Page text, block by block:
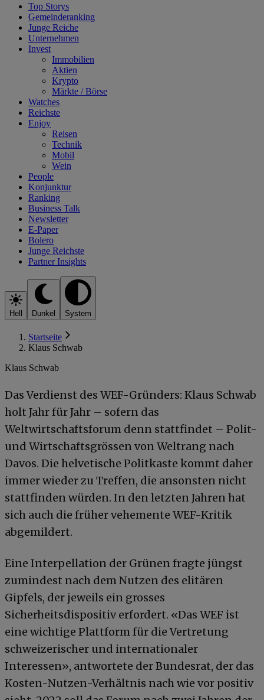
Top Storys
Gemeinderanking
Junge Reiche
Unternehmen
Invest
Immobilien
Aktien
Krypto
Märkte / Börse
Watches
Reichste
Enjoy
Reisen
Technik
Mobil
Wein
People
Konjunktur
Ranking
Business Talk
Newsletter
E-Paper
Bolero
Junge Reichste
Partner Insights
Hell Dunkel System
Startseite
Klaus Schwab
Klaus Schwab
Das Verdienst des WEF-Gründers: Klaus Schwab
holt Jahr für Jahr – sofern das
Weltwirtschaftsforum denn stattfindet – Polit-
und Wirtschaftsgrössen von Weltrang nach
Davos. Die helvetische Politkaste kommt daher
immer wieder zu Treffen, die ansonsten nicht
stattfinden würden. In den letzten Jahren hat
sich auch die früher vehemente WEF-Kritik
abgemildert.
Eine Interpellation der Grünen fragte jüngst
zumindest nach dem Nutzen des elitären
Gipfels, der jeweils ein grosses
Sicherheitsdispositiv erfordert. «Das WEF ist
eine wichtige Plattform für die Vertretung
schweizerischer und internationaler
Interessen», antwortete der Bundesrat, der das
Kosten-Nutzen-Verhältnis nach wie vor positiv